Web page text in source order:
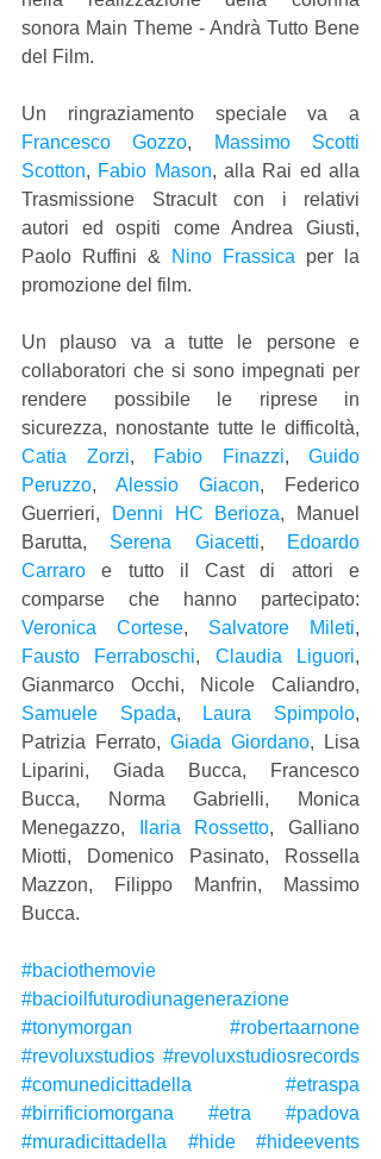
sonora Main Theme - Andrà Tutto Bene
del Film.
Francesco Gozzo,
Massimo Scotti
Scotton, Fabio Mason, alla Rai ed alla
Trasmissione Stracult con i relativi
autori ed ospiti come Andrea Giusti,
Paolo Ruffini &
Nino Frassica per la
promozione del film.
Un plauso va a tutte le persone e
collaboratori che si sono impegnati per
rendere possibile le riprese in
Catia Zorzi, Fabio Finazzi, Guido
Peruzzo, Alessio Giacon, Federico
Guerrieri,
Denni HC Berioza, Manuel
Barutta, Serena Giacetti,
Edoardo
Carraro e tutto il Cast di attori e
Veronica Cortese, Salvatore Mileti
Fausto Ferraboschi, Claudia Liguori,
Samuele Spada, Laura Spimpolo,
Patrizia Ferrato, Giada Giordano, Lisa
Liparini, Giada Bucca, Francesco
Bucca, Norma Gabrielli, Monica
Menegazzo,
Ilaria Rossetto, Galliano
Miotti, Domenico Pasinato, Rossella
Mazzon, Filippo Manfrin, Massimo
Bucca.
#baciothemovie
#bacioilfuturodiunagenerazione
#tonymorgan
#robertaarnone
#revoluxstudios #revoluxstudiosrecords
#comunedicittadella
#etraspa
#birrificiomorgana
#etra
#padova
#muradicittadella
#hide
#hideevents